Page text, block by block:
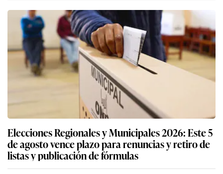
Elecciones Regionales y Municipales 2026: Este 5
de agosto vence plazo para renuncias y retiro de
listas y publicación de fórmulas